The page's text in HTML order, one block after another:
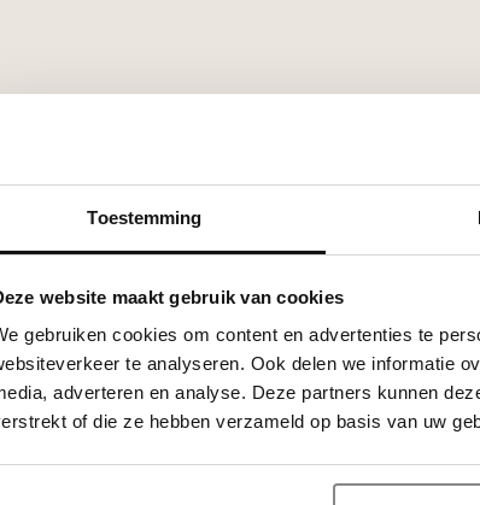
Toestemming
website maakt gebruik van cookies
gebruiken cookies om content en advertenties te
te analyseren. Ook delen we informatie
adverteren en analyse. Deze partners kunnen
of die ze hebben verzameld op basis van uw
35 ml/stuk.
met een watergedragen witte primer, overschilderbaar
van silicaathoudende verven.